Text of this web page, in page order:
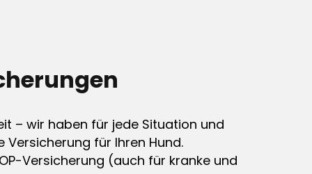
– wir haben für jede Situation und
Versicherung für Ihren Hund.
Versicherung (auch für kranke und